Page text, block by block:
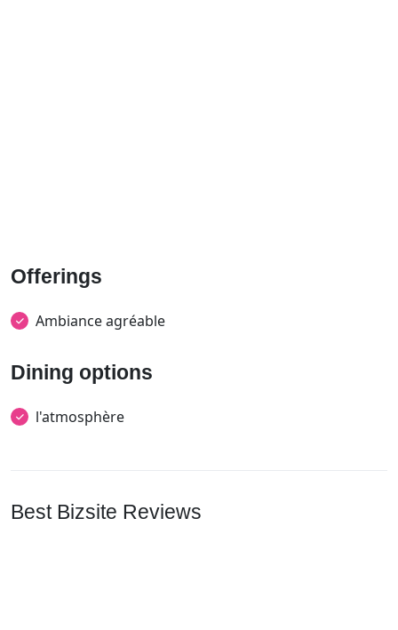
Offerings
Ambiance agréable
Dining options
l'atmosphère
Best Bizsite Reviews